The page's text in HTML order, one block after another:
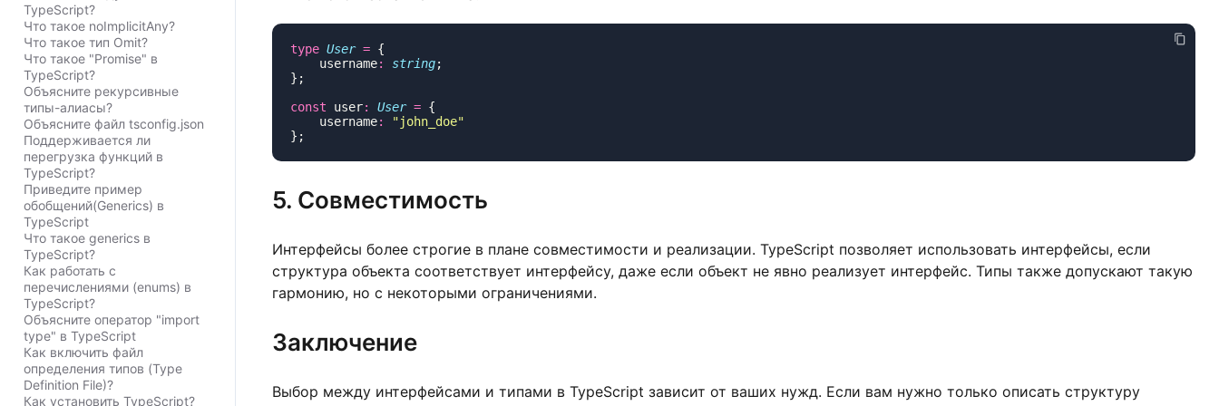
TypeScript?
Что такое noImplicitAny?
Что такое тип Omit?
Что такое "Promise" в
TypeScript?
Объясните рекурсивные
типы-алиасы?
Объясните файл tsconfig.json
Поддерживается ли
перегрузка функций в
TypeScript?
Приведите пример
обобщений(Generics) в
TypeScript
Что такое generics в
TypeScript?
Как работать с
перечислениями (enums) в
TypeScript?
Объясните оператор "import
type" в TypeScript
Как включить файл
определения типов (Type
Definition File)?
Как установить TypeScript?
type User =
    username
: string
const user: User =
    username
: "john_doe
5. Совместимость
Интерфейсы более строгие в плане совместимости и реализации. TypeScript позволяет использовать интерфейсы, если
структура объекта соответствует интерфейсу, даже если объект не явно реализует интерфейс. Типы также допускают такую
гармонию, но с некоторыми ограничениями.
Заключение
Выбор между интерфейсами и типами в TypeScript зависит от ваших нужд. Если вам нужно только описать структуру